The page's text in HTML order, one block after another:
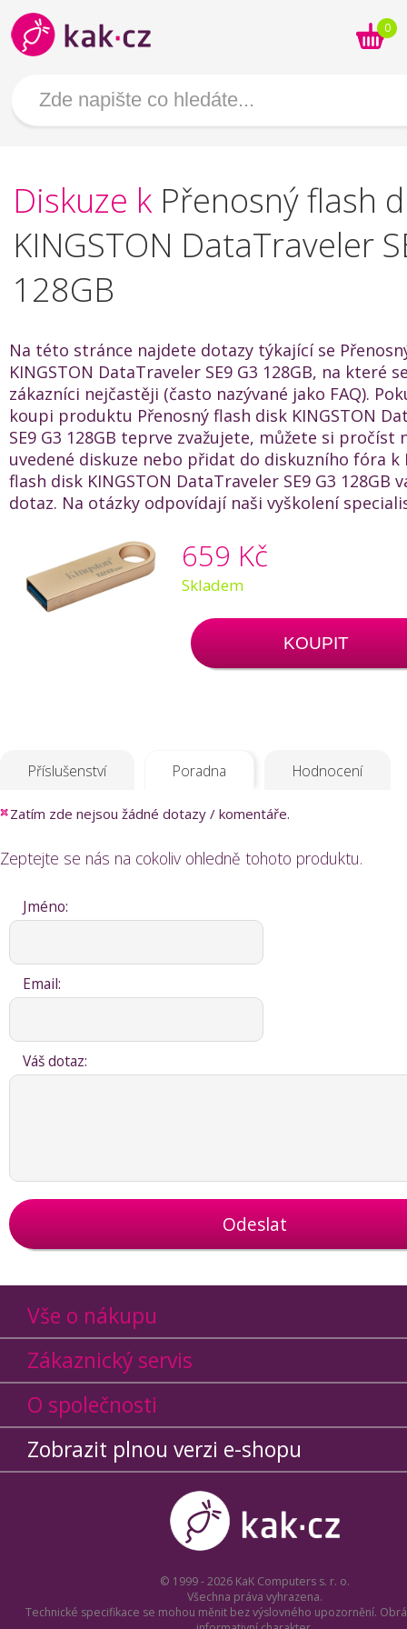
0
Diskuze k Přenosný flash
KINGSTON DataTraveler
128GB
Na této stránce najdete dotazy týkající se
KINGSTON DataTraveler SE9 G3 128GB, na které
zákazníci nejčastěji (často nazývané jako FAQ).
koupi produktu Přenosný flash disk KINGSTON
SE9 G3 128GB teprve zvažujete, můžete si pročíst
uvedené diskuze nebo přidat do diskuzního fóra k
flash disk KINGSTON DataTraveler SE9 G3 128GB
dotaz. Na otázky odpovídají naši vyškolení
659 Kč
Skladem
KOUPIT
Příslušenství Poradna Hodnocení
Zatím zde nejsou žádné dotazy / komentáře.
Zeptejte se nás na cokoliv ohledně tohoto produktu.
Jméno:
Email:
Váš dotaz:
Odeslat
Vše o nákupu
Zákaznický servis
O společnosti
Zobrazit plnou verzi e-shopu
© 1999 - 2026 KaK Computers s. r. o.
Všechna práva vyhrazena.
Technické specifikace se mohou měnit bez výslovného upozornění.